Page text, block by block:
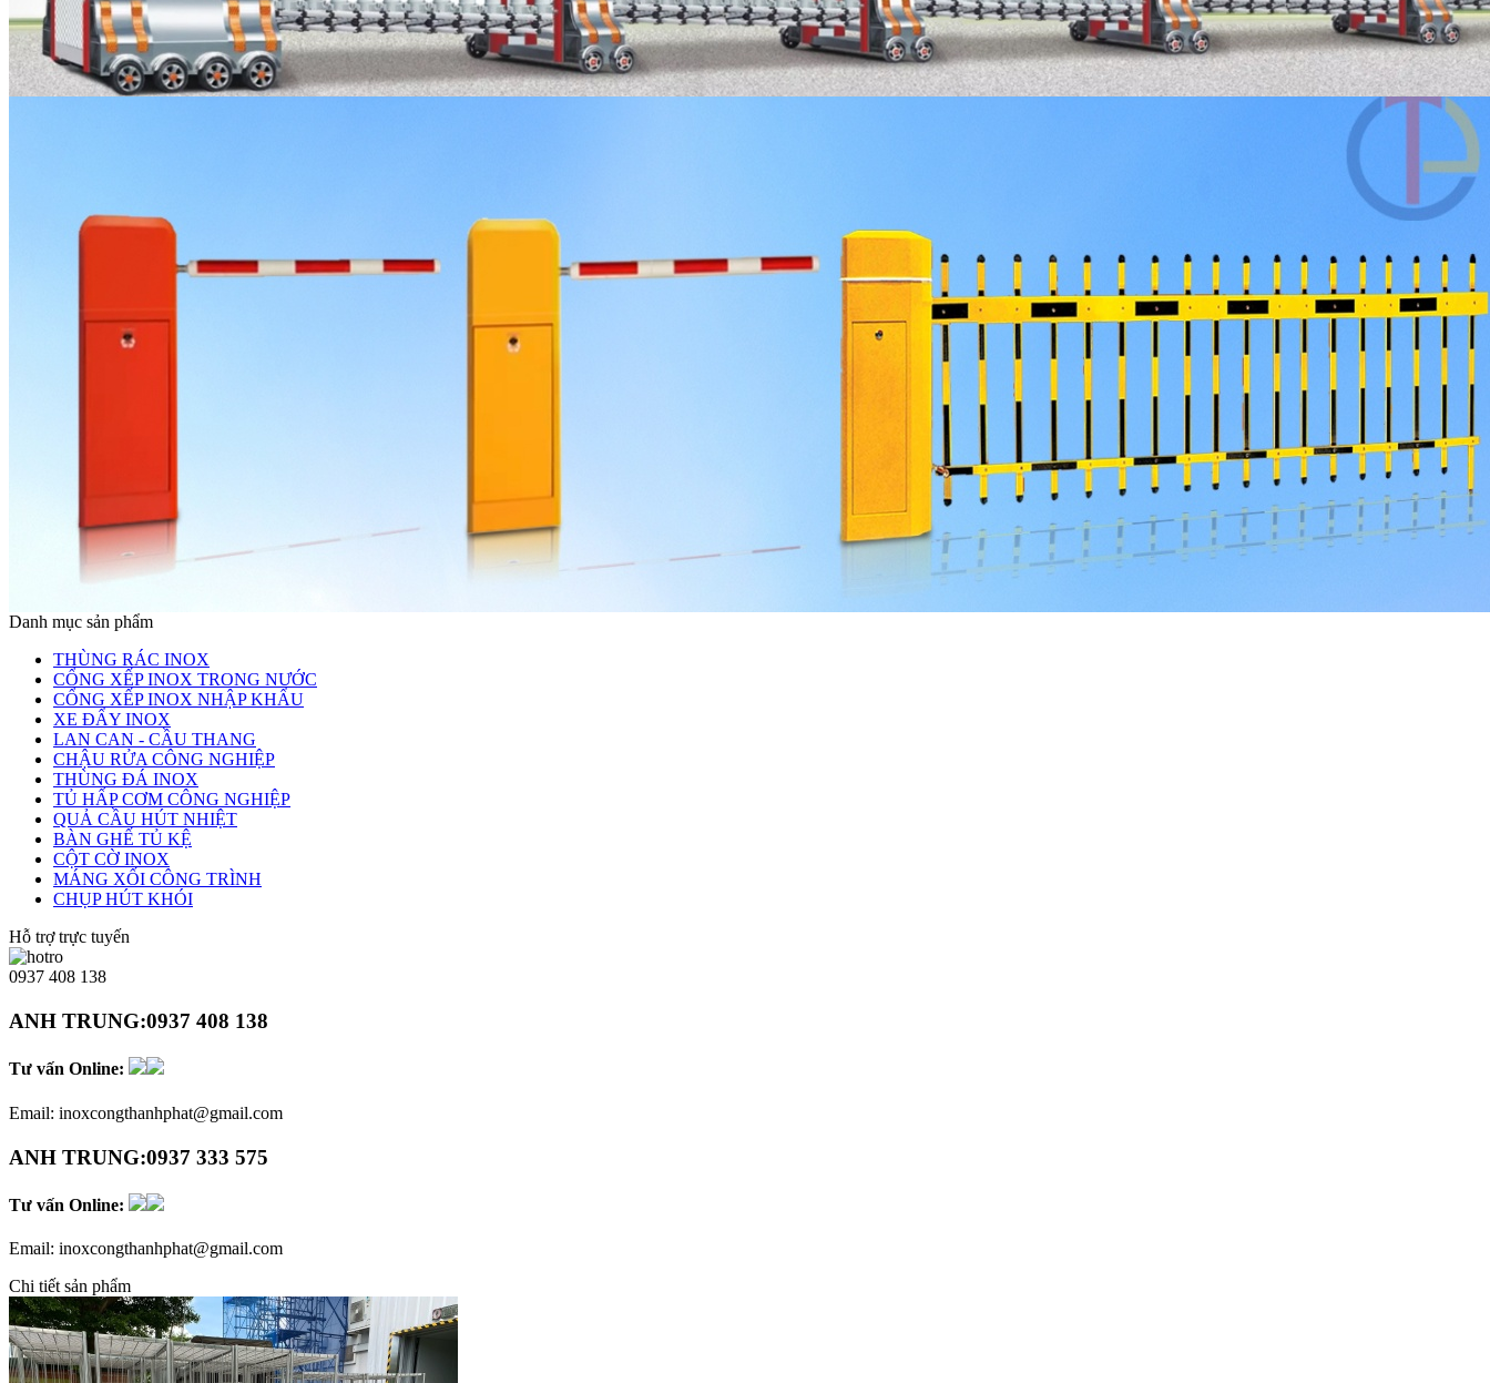
Danh mục sản phẩm
THÙNG RÁC INOX
CỔNG XẾP INOX TRONG NƯỚC
CỔNG XẾP INOX NHẬP KHẨU
XE ĐẨY INOX
LAN CAN - CẦU THANG
CHẬU RỬA CÔNG NGHIỆP
THÙNG ĐÁ INOX
TỦ HẤP CƠM CÔNG NGHIỆP
QUẢ CẦU HÚT NHIỆT
BÀN GHẾ TỦ KỆ
CỘT CỜ INOX
MÁNG XỐI CÔNG TRÌNH
CHỤP HÚT KHÓI
Hỗ trợ trực tuyến
0937 408 138
ANH TRUNG:0937 408 138
Tư vấn Online:
Email: inoxcongthanhphat@gmail.com
ANH TRUNG:0937 333 575
Tư vấn Online:
Email: inoxcongthanhphat@gmail.com
Chi tiết sản phẩm